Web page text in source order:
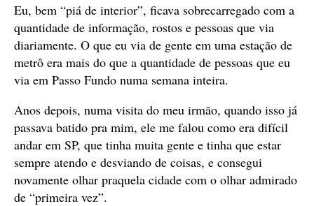
Eu, bem “piá de interior”, ficava sobrecarregado com a
quantidade de informação, rostos e pessoas que via
diariamente. O que eu via de gente em uma estação de
metrô era mais do que a quantidade de pessoas que eu
via em Passo Fundo numa semana inteira.
Anos depois, numa visita do meu irmão, quando isso já
passava batido pra mim, ele me falou como era difícil
andar em SP, que tinha muita gente e tinha que estar
sempre atendo e desviando de coisas, e consegui
novamente olhar praquela cidade com o olhar admirado
de “primeira vez”.